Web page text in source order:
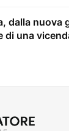
dalla nuova
di una